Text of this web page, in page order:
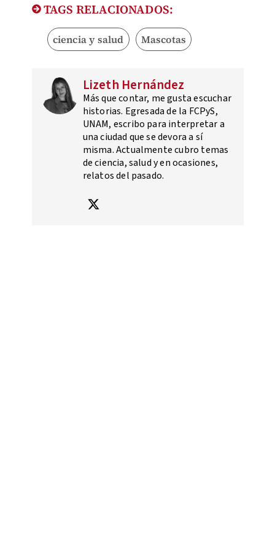
TAGS RELACIONADOS:
ciencia y salud Mascotas
Lizeth Hernández
Más que contar, me gusta escuchar
historias. Egresada de la FCPyS,
UNAM, escribo para interpretar a
una ciudad que se devora a sí
misma. Actualmente cubro temas
de ciencia, salud y en ocasiones,
relatos del pasado.